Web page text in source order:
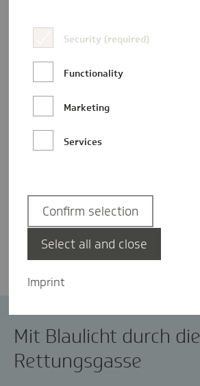
Isabel Mehlmann
Mit Blaulicht durch die
Rettungsgasse
Security (required)
Functionality
Marketing
Services
Imprint
Confirm selection
Select all and close